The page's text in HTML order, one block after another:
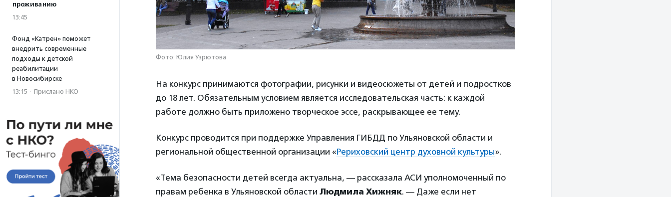
проживанию
13:45
Фонд «Катрен» поможет
внедрить современные
подходы к детской
реабилитации
в Новосибирске
13:15 · Прислано НКО
Фото: Юлия Узрютова
На конкурс принимаются фотографии, рисунки и видеосюжеты от детей и подростков
до 18 лет. Обязательным условием является исследовательская часть: к каждой
работе должно быть приложено творческое эссе, раскрывающее ее тему.
Конкурс проводится при поддержке Управления ГИБДД по Ульяновской области и
региональной общественной организации «Рериховский центр духовной культуры».
«Тема безопасности детей всегда актуальна, — рассказала АСИ уполномоченный по
правам ребенка в Ульяновской области Людмила Хижняк. — Даже если нет